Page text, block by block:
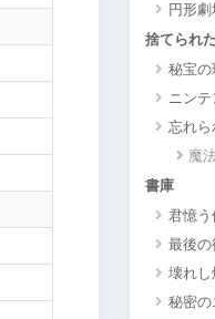
円形劇
捨てられ
秘宝の
ニン
忘れら
魔
書庫
君憶う
最後の
壊れし
秘密の